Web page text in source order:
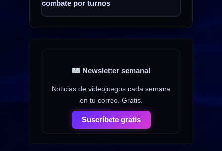
combate por turnos
Newsletter semanal
Noticias de videojuegos cada semana
en tu correo. Gratis.
Suscríbete gratis